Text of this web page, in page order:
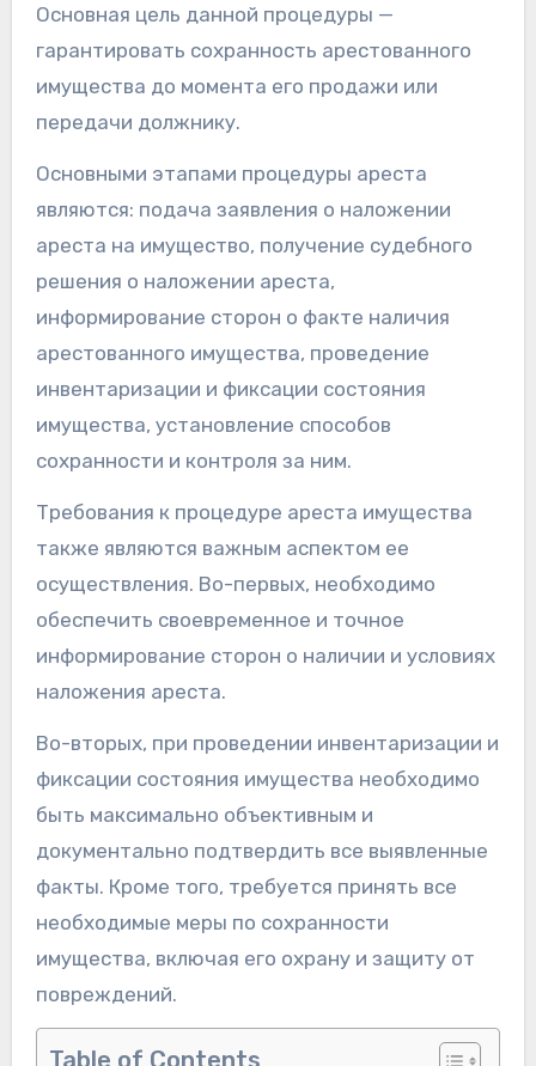
Основная цель данной процедуры —
гарантировать сохранность арестованного
имущества до момента его продажи или
передачи должнику.
Основными этапами процедуры ареста
являются: подача заявления о наложении
ареста на имущество, получение судебного
решения о наложении ареста,
информирование сторон о факте наличия
арестованного имущества, проведение
инвентаризации и фиксации состояния
имущества, установление способов
сохранности и контроля за ним.
Требования к процедуре ареста имущества
также являются важным аспектом ее
осуществления. Во-первых, необходимо
обеспечить своевременное и точное
информирование сторон о наличии и условиях
наложения ареста.
Во-вторых, при проведении инвентаризации и
фиксации состояния имущества необходимо
быть максимально объективным и
документально подтвердить все выявленные
факты. Кроме того, требуется принять все
необходимые меры по сохранности
имущества, включая его охрану и защиту от
повреждений.
Table of Contents